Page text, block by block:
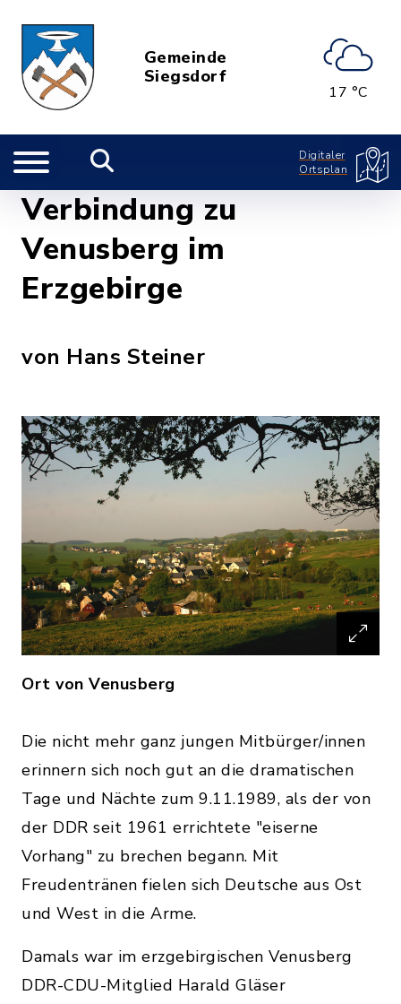
Gemeinde
Siegsdorf
17 °C
Digitaler
Ortsplan
Verbindung zu
Venusberg im
Erzgebirge
von Hans Steiner
Ort von Venusberg
Die nicht mehr ganz jungen Mitbürger/innen
erinnern sich noch gut an die dramatischen
Tage und Nächte zum 9.11.1989, als der von
der DDR seit 1961 errichtete "eiserne
Vorhang" zu brechen begann. Mit
Freudentränen fielen sich Deutsche aus Ost
und West in die Arme.
Damals war im erzgebirgischen Venusberg
DDR-CDU-Mitglied Harald Gläser